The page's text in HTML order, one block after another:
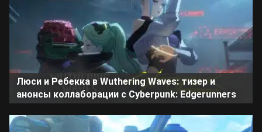
Люси и Ребекка в Wuthering Waves: тизер и
анонсы коллаборации с Cyberpunk: Edgerunners